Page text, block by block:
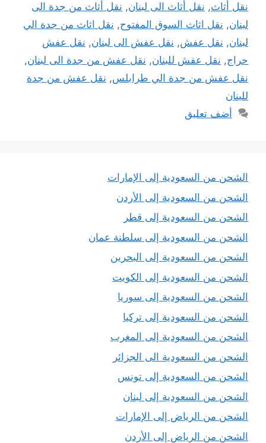
نقل أثاث, نقل أثاث الى لبنان, نقل أثاث من جدة الى
لبنان, نقل اثاث السوق المفتوح, نقل اثاث من جدة الي
لبنان, نقل عفش, نقل عفش الى لبنان, نقل عفش
حراج, نقل عفش للبنان, نقل عفش من جدة الى لبنان,
نقل عفش من جدة الي طرابلس, نقل عفش من جدة
للبنان
أضف تعليق
الشحن من السعودية إلى الإمارات
الشحن من السعودية إلى الأردن
الشحن من السعودية إلى قطر
الشحن من السعودية إلى سلطنة عمان
الشحن من السعودية إلى البحرين
الشحن من السعودية إلى الكويت
الشحن من السعودية إلى سوريا
الشحن من السعودية إلى تركيا
الشحن من السعودية إلى المغرب
الشحن من السعودية الى الجزائر
الشحن من السعودية إلى تونس
الشحن من السعودية إلى لبنان
الشحن من الرياض إلى الإمارات
الشحن من الرياض إلى الأردن